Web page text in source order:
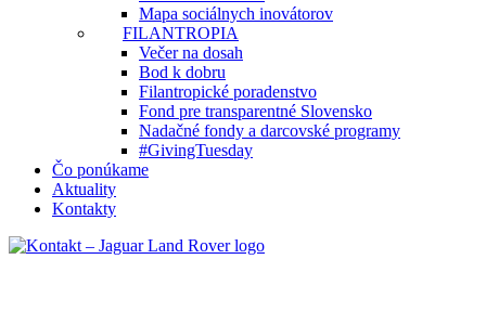
Mapa sociálnych inovátorov
FILANTROPIA
Večer na dosah
Bod k dobru
Filantropické poradenstvo
Fond pre transparentné Slovensko
Nadačné fondy a darcovské programy
#GivingTuesday
Čo ponúkame
Aktuality
Kontakty